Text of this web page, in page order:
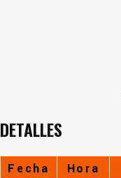
DETALLES
Fecha Hora